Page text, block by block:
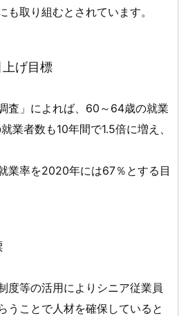
も取り組むとされています。
げ目標
査」によれば、60～64歳の就業
業者数も10年間で1.5倍に増え、
業率を2020年には67％とする目
度等の活用によりシニア従業員
うことで人材を確保していると